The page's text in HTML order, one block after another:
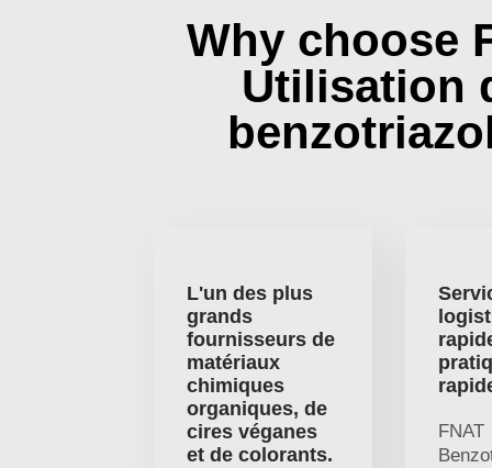
Why choose
Utilisation
L'un des plus
grands
fournisseurs de
matériaux
chimiques
organiques, de
cires véganes
et de colorants.
FNAT